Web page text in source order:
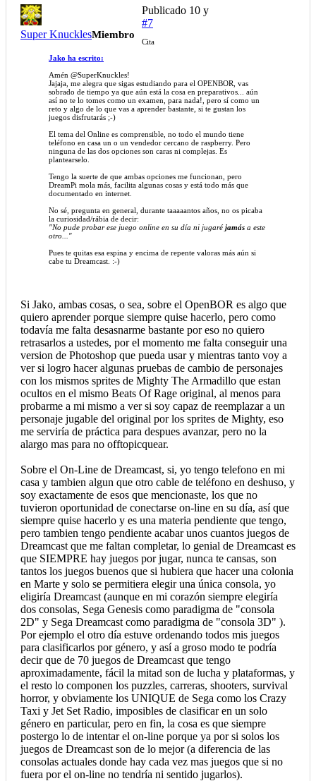
Super KnucklesMiembro
Publicado 10 y
#7
Cita
Jako ha escrito:
Amén @SuperKnuckles!
Jajaja, me alegra que sigas estudiando para el OPENBOR, vas
sobrado de tiempo ya que aún está la cosa en preparativos... aún
así no te lo tomes como un examen, para nada!, pero sí como un
reto y algo de lo que vas a aprender bastante, si te gustan los
juegos disfrutarás ;-)
El tema del Online es comprensible, no todo el mundo tiene
teléfono en casa un o un vendedor cercano de raspberry. Pero
ninguna de las dos opciones son caras ni complejas. Es
plantearselo.
Tengo la suerte de que ambas opciones me funcionan, pero
DreamPi mola más, facilita algunas cosas y está todo más que
documentado en internet.
No sé, pregunta en general, durante taaaaantos años, no os picaba
la curiosidad/rábia de decir:
"No pude probar ese juego online en su día ni jugaré jamás a este
otro..."
Pues te quitas esa espina y encima de repente valoras más aún si
cabe tu Dreamcast. :-)
Si Jako, ambas cosas, o sea, sobre el OpenBOR es algo que
quiero aprender porque siempre quise hacerlo, pero como
todavía me falta desasnarme bastante por eso no quiero
retrasarlos a ustedes, por el momento me falta conseguir una
version de Photoshop que pueda usar y mientras tanto voy a
ver si logro hacer algunas pruebas de cambio de personajes
con los mismos sprites de Mighty The Armadillo que estan
ocultos en el mismo Beats Of Rage original, al menos para
probarme a mi mismo a ver si soy capaz de reemplazar a un
personaje jugable del original por los sprites de Mighty, eso
me serviría de práctica para despues avanzar, pero no la
alargo mas para no offtopicquear.
Sobre el On-Line de Dreamcast, si, yo tengo telefono en mi
casa y tambien algun que otro cable de teléfono en deshuso, y
soy exactamente de esos que mencionaste, los que no
tuvieron oportunidad de conectarse on-line en su día, así que
siempre quise hacerlo y es una materia pendiente que tengo,
pero tambien tengo pendiente acabar unos cuantos juegos de
Dreamcast que me faltan completar, lo genial de Dreamcast es
que SIEMPRE hay juegos por jugar, nunca te cansas, son
tantos los juegos buenos que si hubiera que hacer una colonia
en Marte y solo se permitiera elegir una única consola, yo
eligiría Dreamcast (aunque en mi corazón siempre elegiría
dos consolas, Sega Genesis como paradigma de "consola
2D" y Sega Dreamcast como paradigma de "consola 3D" ).
Por ejemplo el otro día estuve ordenando todos mis juegos
para clasificarlos por género, y así a groso modo te podría
decir que de 70 juegos de Dreamcast que tengo
aproximadamente, fácil la mitad son de lucha y plataformas, y
el resto lo componen los puzzles, carreras, shooters, survival
horror, y obviamente los UNIQUE de Sega como los Crazy
Taxi y Jet Set Radio, imposibles de clasificar en un solo
género en particular, pero en fin, la cosa es que siempre
postergo lo de intentar el on-line porque ya por si solos los
juegos de Dreamcast son de lo mejor (a diferencia de las
consolas actuales donde hay cada vez mas juegos que si no
fuera por el on-line no tendría ni sentido jugarlos).